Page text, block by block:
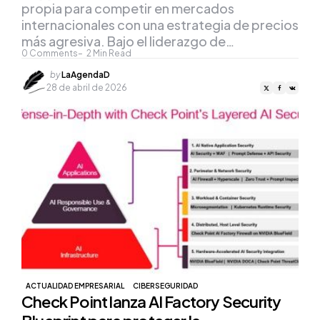
0 Comments 2 Min Read
propia para competir en mercados
internacionales con una estrategia de precios
más agresiva. Bajo el liderazgo de…
Posted
by
byLaAgendaD
28 de abril de 2026
ACTUALIDAD EMPRESARIAL CIBERSEGURIDAD
Check Point lanza AI Factory Security